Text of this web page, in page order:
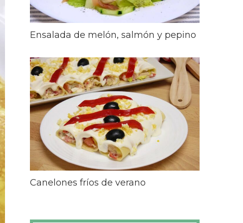
Ensalada de melón, salmón y pepino
Canelones fríos de verano